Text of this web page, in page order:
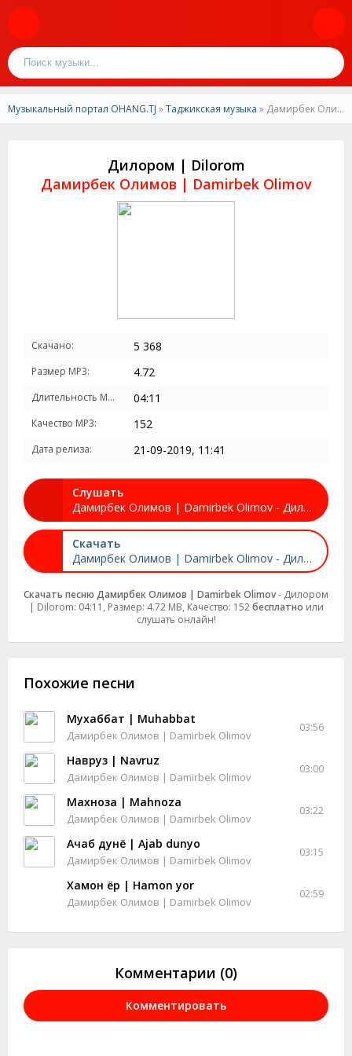
Музыкальный портал OHANG.TJ »Таджикская музыка » Дамирбек Олимов-Дилором | Damirbek Olimov-Dilorom
Дилором | Dilorom
Дамирбек Олимов | Damirbek Olimov
Скачано: 5 368
Размер MP3: 4.72
Длительность MP3: 04:11
Качество MP3: 152
Дата релиза: 21-09-2019, 11:41
Слушать
Дамирбек Олимов | Damirbek Olimov - Дилором | Dilorom
Скачать
Дамирбек Олимов | Damirbek Olimov - Дилором | Dilorom
Скачать песню Дамирбек Олимов | Damirbek Olimov- Дилором
| Dilorom: 04:11, Размер: 4.72 MB, Качество: 152бесплатно или
слушать онлайн!
Похожие песни
Мухаббат | Muhabbat
Дамирбек Олимов | Damirbek Olimov
03:56
Навруз | Navruz
Дамирбек Олимов | Damirbek Olimov
03:00
Махноза | Mahnoza
Дамирбек Олимов | Damirbek Olimov
03:22
Ачаб дунё | Ajab dunyo
Дамирбек Олимов | Damirbek Olimov
03:15
Хамон ёр | Hamon yor
Дамирбек Олимов | Damirbek Olimov
02:59
Комментарии (0)
Комментировать